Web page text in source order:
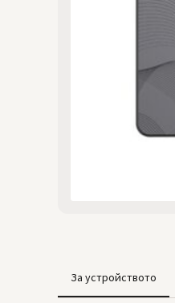
За устройството